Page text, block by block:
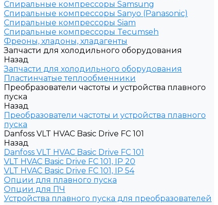
Спиральные компрессоры Samsung
Спиральные компрессоры Sanyo (Panasonic)
Спиральные компрессоры Siam
Спиральные компрессоры Tecumseh
Фреоны, хладоны, хладагенты
Запчасти для холодильного оборудования
Назад
Запчасти для холодильного оборудования
Пластинчатые теплообменники
Преобразователи частоты и устройства плавного
пуска
Назад
Преобразователи частоты и устройства плавного
пуска
Danfoss VLT HVAC Basic Drive FC 101
Назад
Danfoss VLT HVAC Basic Drive FC 101
VLT HVAC Basic Drive FC 101, IP 20
VLT HVAC Basic Drive FC 101, IP 54
Опции для плавного пуска
Опции для ПЧ
Устройства плавного пуска для преобразователей